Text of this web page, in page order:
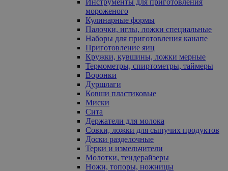
мороженого
Кулинарные формы
Палочки, иглы, ложки специальные
Наборы для приготовления канапе
Приготовление яиц
Кружки, кувшины, ложки мерные
Термометры, спиртометры, таймеры
Воронки
Дуршлаги
Ковши пластиковые
Миски
Сита
Держатели для молока
Совки, ложки для сыпучих продуктов
Доски разделочные
Терки и измельчители
Молотки, тендерайзеры
Ножи, топоры, ножницы